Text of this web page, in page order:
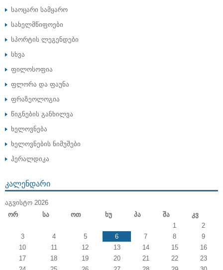
საოცარი სამყარო
სახელმწიფოები
სპორტის ლეგენდები
სხვა
ფილოსოფია
ფლორა და ფაუნა
ფრაზეოლოგია
წიგნების განხილვა
ხელოვნება
ხელოვნების ნიმუშები
ჰერალდიკა
ᲙᲐᲚᲔᲜᲓᲐᲠᲘ
ᲐᲒᲕᲘᲡᲢᲝ 2026
Ორ
Სა Ოთ Ხუ Პა Შა
Კვ
1
2
3
4 5 6 7 8
9
10
11 12 13 14 15
16
17
18 19 20 21 22
23